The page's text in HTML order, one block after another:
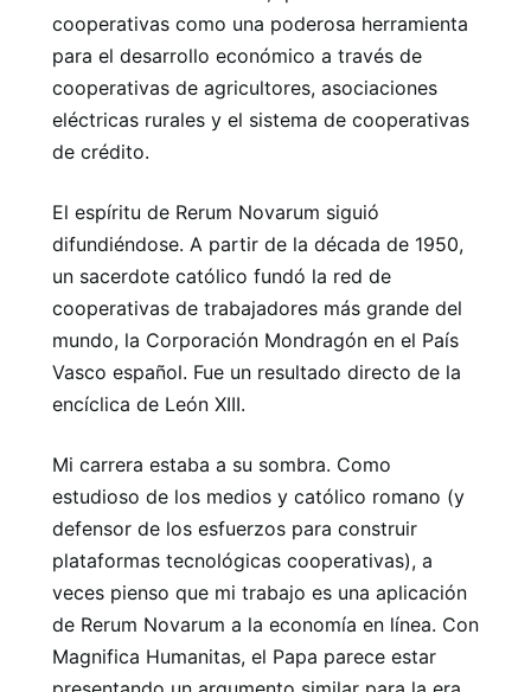
cooperativas como una poderosa herramienta
para el desarrollo económico a través de
cooperativas de agricultores, asociaciones
eléctricas rurales y el sistema de cooperativas
de crédito.
El espíritu de Rerum Novarum siguió
difundiéndose. A partir de la década de 1950,
un sacerdote católico fundó la red de
cooperativas de trabajadores más grande del
mundo, la Corporación Mondragón en el País
Vasco español. Fue un resultado directo de la
encíclica de León XIII.
Mi carrera estaba a su sombra. Como
estudioso de los medios y católico romano (y
defensor de los esfuerzos para construir
plataformas tecnológicas cooperativas), a
veces pienso que mi trabajo es una aplicación
de Rerum Novarum a la economía en línea. Con
Magnifica Humanitas, el Papa parece estar